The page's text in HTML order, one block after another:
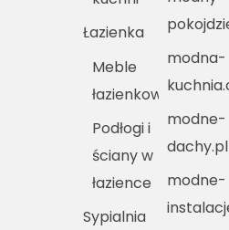
Łazienka
Meble
łazienkowe
Podłogi i
ściany w
łazience
Sypialnia
modna-
modne-
dachy.pl
modne-